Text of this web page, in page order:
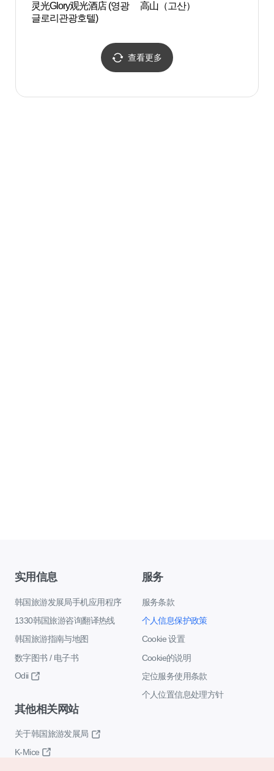
灵光Glory观光酒店 (영광
글로리관광호텔)
高山（고산）
查看更多
实用信息
韩国旅游发展局手机应用程序
1330韩国旅游咨询翻译热线
韩国旅游指南与地图
数字图书 / 电子书
Odii
服务
服务条款
个人信息保护政策
Cookie 设置
Cookie的说明
定位服务使用条款
个人位置信息处理方针
其他相关网站
关于韩国旅游发展局
K-Mice